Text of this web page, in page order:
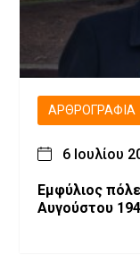
ΑΡΘΡΟΓΡΑΦΊΑ
6 Ιουλίου
Εμφύλιος
Αυγούστου